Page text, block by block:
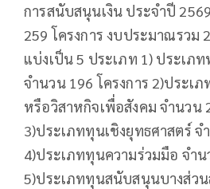
การสนับสนุนเงิน ประจำปี
259 โครงการ งบประมาณรวม
แบ่งเป็น 5 ประเภท 1) ประเ
จำนวน 196 โครงการ 2)ประ
หรือวิสาหกิจเพื่อสังคม จำนวน
3)ประเภททุนเชิงยุทธศาสตร์ จ
4)ประเภททุนความร่วมมือ จําน
5)ประเภททุนสนับสนุนบางส่วน